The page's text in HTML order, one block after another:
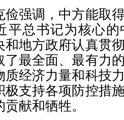
调，中方能取得
平总书记为核心
和地方政府认真贯
了最全面、最有力
质经济力量和科技
极支持各项防控措
献和牺牲。